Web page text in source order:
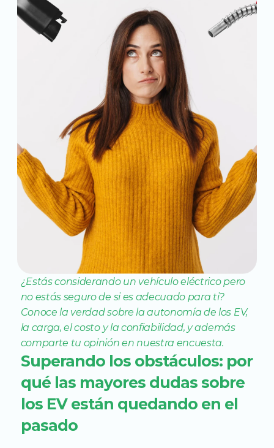
¿Estás considerando un vehículo eléctrico pero
no estás seguro de si es adecuado para ti?
Conoce la verdad sobre la autonomía de los EV,
la carga, el costo y la confiabilidad, y además
comparte tu opinión en nuestra encuesta.
Superando los obstáculos: por
qué las mayores dudas sobre
los EV están quedando en el
pasado